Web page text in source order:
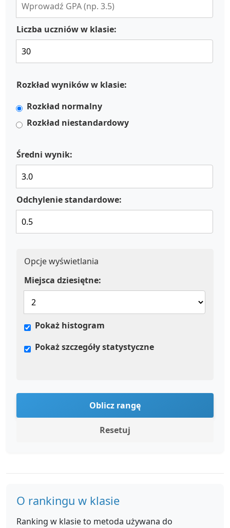
Liczba uczniów w klasie:
Rozkład wyników w klasie:
Rozkład normalny
Rozkład niestandardowy
Średni wynik:
Odchylenie standardowe:
Opcje wyświetlania
Miejsca dziesiętne:
Pokaż histogram
Pokaż szczegóły statystyczne
Oblicz rangę
Resetuj
O rankingu w klasie
Ranking w klasie to metoda używana do